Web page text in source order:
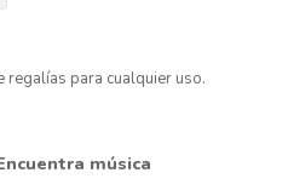
regalías para cualquier uso.
música